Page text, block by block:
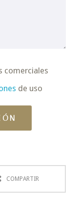
comerciales
de uso
COMPARTIR